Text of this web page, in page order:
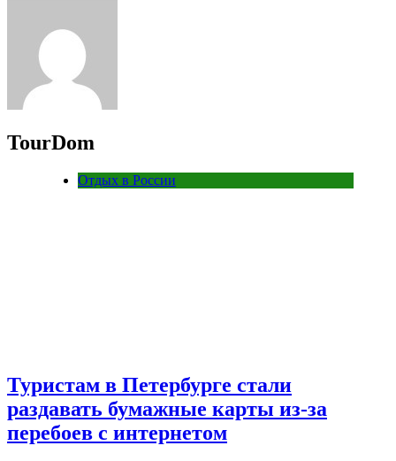
TourDom
Отдых в России
Туристам в Петербурге стали
раздавать бумажные карты из-за
перебоев с интернетом